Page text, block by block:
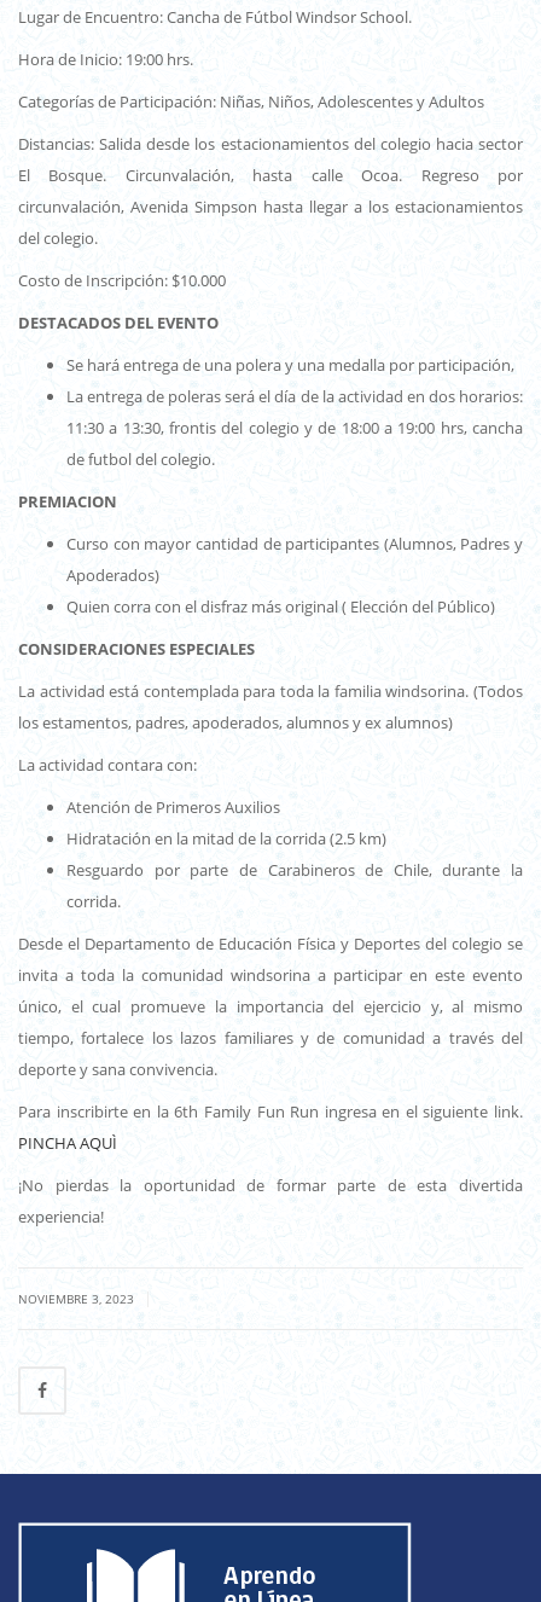
Lugar de Encuentro: Cancha de Fútbol Windsor School.
Hora de Inicio: 19:00 hrs.
Categorías de Participación: Niñas, Niños, Adolescentes y Adultos
Distancias: Salida desde los estacionamientos del colegio hacia sector
El Bosque. Circunvalación, hasta calle Ocoa. Regreso por
circunvalación, Avenida Simpson hasta llegar a los estacionamientos
del colegio.
Costo de Inscripción: $10.000
DESTACADOS DEL EVENTO
Se hará entrega de una polera y una medalla por participación,
La entrega de poleras será el día de la actividad en dos horarios:
11:30 a 13:30, frontis del colegio y de 18:00 a 19:00 hrs, cancha
de futbol del colegio.
PREMIACION
Curso con mayor cantidad de participantes (Alumnos, Padres y
Apoderados)
Quien corra con el disfraz más original ( Elección del Público)
CONSIDERACIONES ESPECIALES
La actividad está contemplada para toda la familia windsorina. (Todos
los estamentos, padres, apoderados, alumnos y ex alumnos)
La actividad contara con:
Atención de Primeros Auxilios
Hidratación en la mitad de la corrida (2.5 km)
Resguardo por parte de Carabineros de Chile, durante la
corrida.
Desde el Departamento de Educación Física y Deportes del colegio se
invita a toda la comunidad windsorina a participar en este evento
único, el cual promueve la importancia del ejercicio y, al mismo
tiempo, fortalece los lazos familiares y de comunidad a través del
deporte y sana convivencia.
Para inscribirte en la 6th Family Fun Run ingresa en el siguiente link.
PINCHA AQUÌ
¡No pierdas la oportunidad de formar parte de esta divertida
experiencia!
NOVIEMBRE 3, 2023